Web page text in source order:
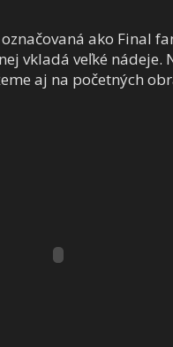
ako Final
vkladá veľké nádeje.
aj na početných